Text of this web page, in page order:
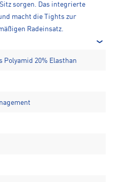
sorgen. Das integrierte
macht die Tights zur
Radeinsatz.
Polyamid 20% Elasthan